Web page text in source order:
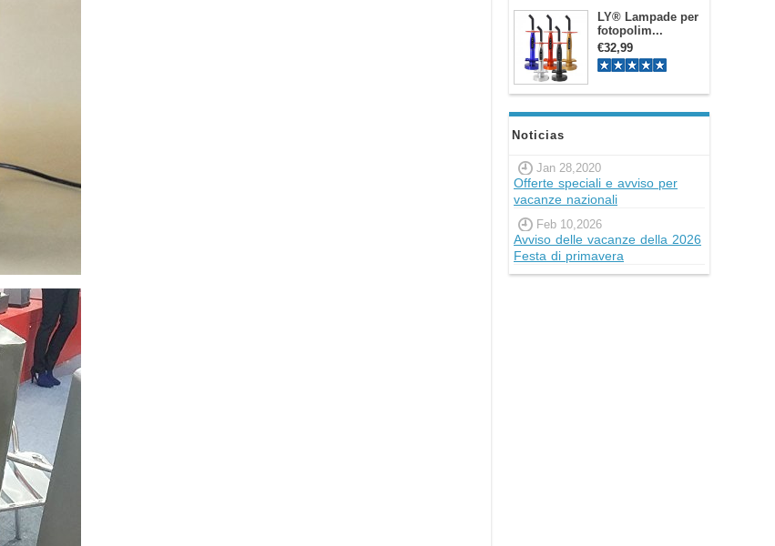
LY® Lampade per
fotopolim...
€32,99
Noticias
Jan 28,2020
Offerte speciali e avviso per
vacanze nazionali
Feb 10,2026
Avviso delle vacanze della 2026
Festa di primavera